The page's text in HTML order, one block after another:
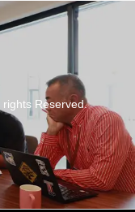
rights Reserved.